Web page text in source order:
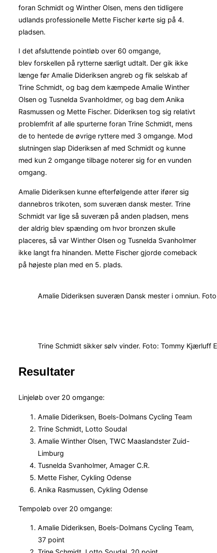
foran Schmidt og Winther Olsen, mens den tidligere
udlands professionelle Mette Fischer kørte sig på 4.
pladsen.
I det afsluttende pointløb over 60 omgange,
blev forskellen på rytterne særligt udtalt. Der gik ikke
længe før Amalie Dideriksen angreb og fik selskab af
Trine Schmidt, og bag dem kæmpede Amalie Winther
Olsen og Tusnelda Svanholdmer, og bag dem Anika
Rasmussen og Mette Fischer. Dideriksen tog sig relativt
problemfrit af alle spurterne foran Trine Schmidt, mens
de to hentede de øvrige ryttere med 3 omgange. Mod
slutningen slap Dideriksen af med Schmidt og kunne
med kun 2 omgange tilbage noterer sig for en vunden
omgang.
Amalie Dideriksen kunne efterfølgende atter ifører sig
dannebros trikoten, som suveræn dansk mester. Trine
Schmidt var lige så suveræn på anden pladsen, mens
der aldrig blev spænding om hvor bronzen skulle
placeres, så var Winther Olsen og Tusnelda Svanholmer
ikke langt fra hinanden. Mette Fischer gjorde comeback
på højeste plan med en 5. plads.
Amalie Dideriksen suveræn Dansk mester i omniun.
Trine Schmidt sikker sølv vinder. Foto: Tommy Kjærluff
Resultater
Linjeløb over 20 omgange:
Amalie Dideriksen, Boels-Dolmans Cycling Team
Trine Schmidt, Lotto Soudal
Amalie Winther Olsen, TWC Maaslandster Zuid-
Limburg
Tusnelda Svanholmer, Amager C.R.
Mette Fisher, Cykling Odense
Anika Rasmussen, Cykling Odense
Tempoløb over 20 omgange:
Amalie Dideriksen, Boels-Dolmans Cycling Team,
37 point